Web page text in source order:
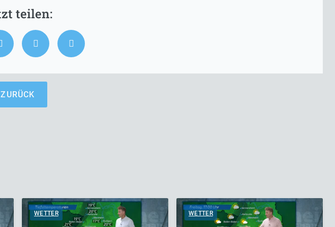
ZURÜCK
WETTER WETTER